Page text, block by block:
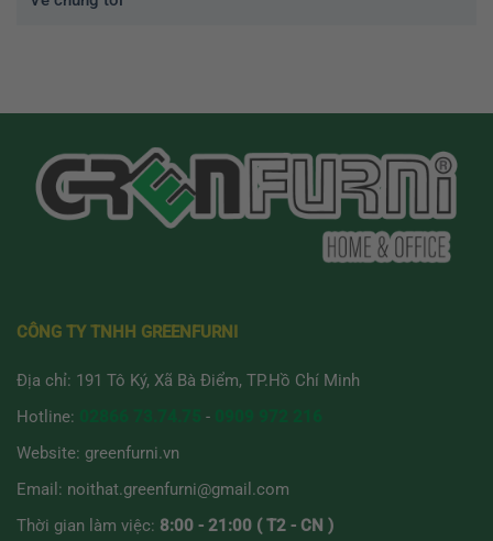
CÔNG TY TNHH GREENFURNI
Địa chỉ: 191 Tô Ký, Xã Bà Điểm, TP.Hồ Chí Minh
Hotline:
-
Website: greenfurni.vn
Email: noithat.greenfurni@gmail.com
Thời gian làm việc: 8:00 - 21:00 ( T2 - CN )